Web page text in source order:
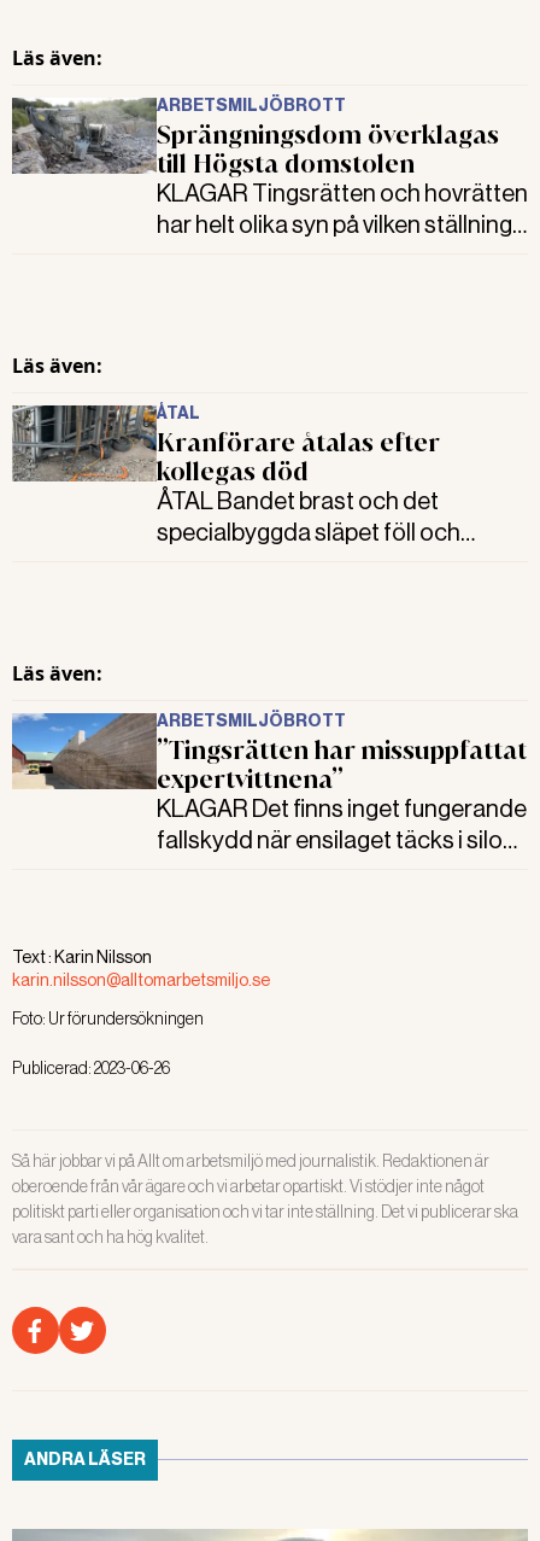
Läs även:
ARBETSMILJÖBROTT
Sprängningsdom överklagas
till Högsta domstolen
KLAGAR Tingsrätten och hovrätten
har helt olika syn på vilken ställning
domen till Högsta domstolen.
Läs även:
ÅTAL
Kranförare åtalas efter
kollegas död
ÅTAL Bandet brast och det
specialbyggda släpet föll och
Läs även:
ARBETSMILJÖBROTT
”Tingsrätten har missuppfattat
expertvittnena”
KLAGAR Det finns inget fungerande
fallskydd när ensilaget täcks i silon.
Text : Karin Nilsson
karin.nilsson@alltomarbetsmiljo.se
Foto: Ur förundersökningen
Publicerad:2023-06-26
Så här jobbar vi på Allt om arbetsmiljö med journalistik. Redaktionen är
oberoende från vår ägare och vi arbetar opartiskt. Vi stödjer inte något
politiskt parti eller organisation och vi tar inte ställning. Det vi publicerar ska
vara sant och ha hög kvalitet.
ANDRA LÄSER